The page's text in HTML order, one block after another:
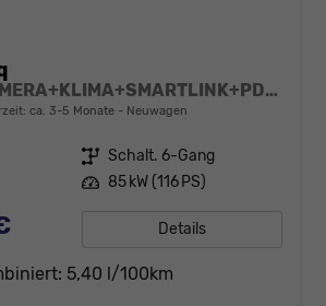
Extra Plus KAMERA+KLIMA+SMARTLINK+PDC+LED+TEMPOMAT
ca. 3-5 Monate Neuwagen
Getriebe Schalt. 6-Gang
Leistung 85 kW (116 PS)
Details
5,40 l/100km